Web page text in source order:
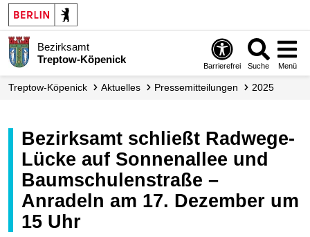
Bezirksamt
Treptow-Köpenick
Barrierefrei Suche Menü
Treptow-Köpenick Aktuelles Presse­mitteilungen 2025
Bezirksamt schließt Radwege-
Lücke auf Sonnenallee und
Baumschulenstraße –
Anradeln am 17. Dezember um
15 Uhr